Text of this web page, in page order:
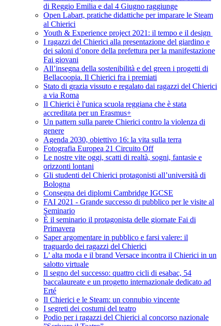
di Reggio Emilia e dal 4 Giugno raggiunge
Open Labart, pratiche didattiche per imparare le Steam
al Chierici
Youth & Experience project 2021: il tempo e il design
I ragazzi del Chierici alla presentazione del giardino e
dei saloni d’onore della prefettura per la manifestazione
Fai giovani
All’insegna della sostenibilità e del green i progetti di
Bellacoopia. Il Chierici fra i premiati
Stato di grazia vissuto e regalato dai ragazzi del Chierici
a via Roma
Il Chierici è l'unica scuola reggiana che è stata
accreditata per un Erasmus+
Un pattern sulla parete Chierici contro la violenza di
genere
Agenda 2030, obiettivo 16: la vita sulla terra
Fotografia Europea 21 Circuito Off
Le nostre vite oggi, scatti di realtà, sogni, fantasie e
orizzonti lontani
Gli studenti del Chierici protagonisti all’università di
Bologna
Consegna dei diplomi Cambridge IGCSE
FAI 2021 - Grande successo di pubblico per le visite al
Seminario
È il seminario il protagonista delle giornate Fai di
Primavera
Saper argomentare in pubblico e farsi valere: il
traguardo dei ragazzi del Chierici
L’ alta moda e il brand Versace incontra il Chierici in un
salotto virtuale
Il segno del successo: quattro cicli di esabac, 54
baccalaureate e un progetto internazionale dedicato ad
Erté
Il Chierici e le Steam: un connubio vincente
I segreti dei costumi del teatro
Podio per i ragazzi del Chierici al concorso nazionale